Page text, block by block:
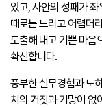
있고, 사안의 성패가
때로는 느리고 어렵더
도출해 내고 기쁜 마음
확신합니다.
풍부한 실무경험과 노
치의 거짓과 기망이 없